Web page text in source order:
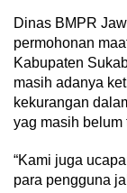
Dinas BMPR
permohonan
Kabupaten
masih adanya
kekurangan
yag masih belum
“Kami juga
para pengguna